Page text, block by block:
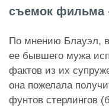
съемок фильма
По мнению Блауэл,
ее бывшего мужа
фактов из их
она пожелала
фунтов стерлингов